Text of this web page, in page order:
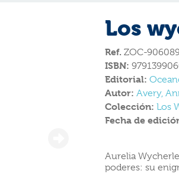
Los
Ref. ZOC-
ISBN:
Editorial:
Autor: Avery,
Colección: Los
Fecha de
Aurelia
poderes: su